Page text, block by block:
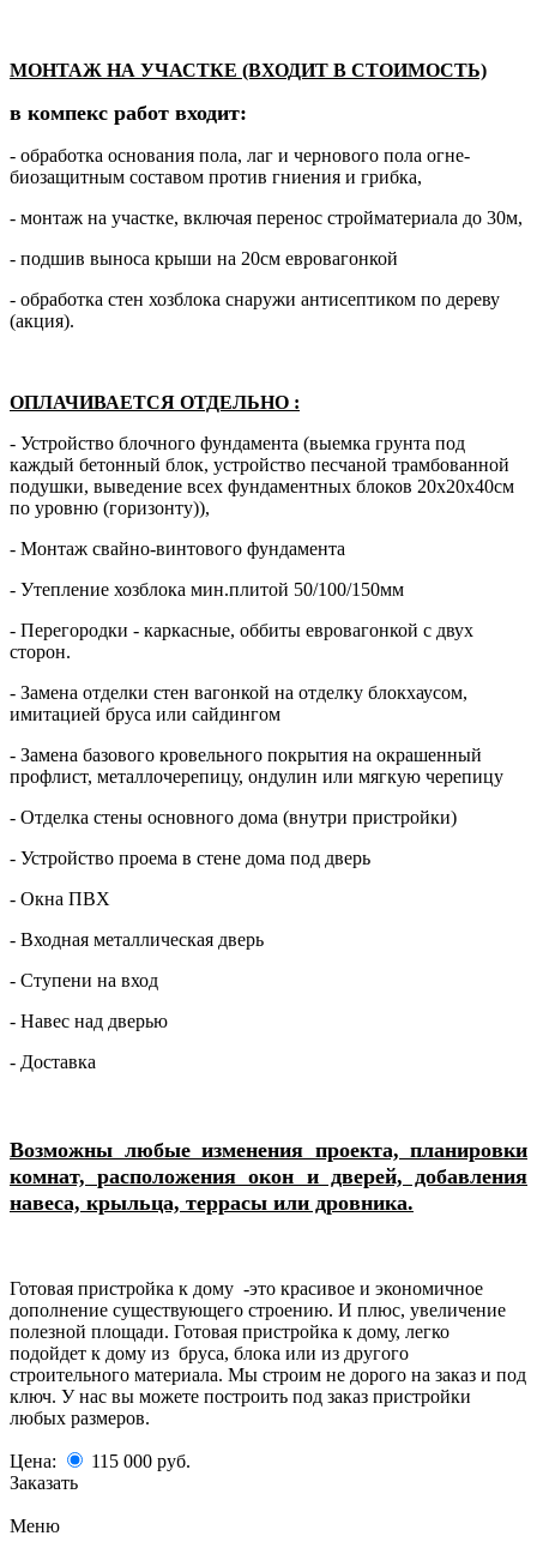
МОНТАЖ НА УЧАСТКЕ (ВХОДИТ В СТОИМОСТЬ)
в компекс работ входит:
- обработка основания пола, лаг и чернового пола огне-
биозащитным составом против гниения и грибка,
- монтаж на участке, включая перенос стройматериала до 30м,
- подшив выноса крыши на 20см евровагонкой
- обработка стен хозблока снаружи антисептиком по дереву
(акция).
ОПЛАЧИВАЕТСЯ ОТДЕЛЬНО :
- Устройство блочного фундамента (выемка грунта под
каждый бетонный блок, устройство песчаной трамбованной
подушки, выведение всех фундаментных блоков 20х20х40см
по уровню (горизонту)),
- Монтаж свайно-винтового фундамента
- Утепление хозблока мин.плитой 50/100/150мм
- Перегородки - каркасные, оббиты евровагонкой с двух
сторон.
- Замена отделки стен вагонкой на отделку блокхаусом,
имитацией бруса или сайдингом
- Замена базового кровельного покрытия на окрашенный
профлист, металлочерепицу, ондулин или мягкую черепицу
- Отделка стены основного дома (внутри пристройки)
- Устройство проема в стене дома под дверь
- Окна ПВХ
- Входная металлическая дверь
- Ступени на вход
- Навес над дверью
- Доставка
Возможны любые изменения проекта, планировки
комнат, расположения окон и дверей, добавления
навеса, крыльца, террасы или дровника.
Готовая пристройка к дому -это красивое и экономичное
дополнение существующего строению. И плюс, увеличение
полезной площади. Готовая пристройка к дому, легко
подойдет к дому из бруса, блока или из другого
строительного материала. Мы строим не дорого на заказ и под
ключ. У нас вы можете построить под заказ пристройки
любых размеров.
Цена: 115 000 руб.
Заказать
Меню